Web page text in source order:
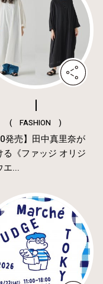
( FASHION )
発売】田中真里奈が
る《ファッジ オリジ
エ...